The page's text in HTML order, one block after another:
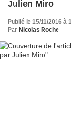
Julien Miro
Publié le 15/11/2016 à
Par Nicolas Roche